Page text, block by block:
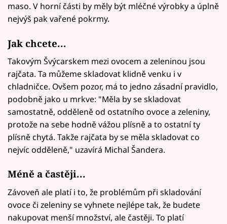
maso. V horní části by měly být mléčné výrobky a úplně
nejvýš pak vařené pokrmy.
Jak chcete...
Takovým Švýcarskem mezi ovocem a zeleninou jsou
rajčata. Ta můžeme skladovat klidně venku i v
chladničce. Ovšem pozor, má to jedno zásadní pravidlo,
podobně jako u mrkve: "Měla by se skladovat
samostatně, odděleně od ostatního ovoce a zeleniny,
protože na sebe hodně vážou plísně a to ostatní ty
plísně chytá. Takže rajčata by se měla skladovat co
nejvíc odděleně," uzavírá Michal Šandera.
Méně a častěji...
Závoveň ale platí i to, že problémům při skladování
ovoce či zeleniny se vyhnete nejlépe tak, že budete
nakupovat menší množství, ale častěji. To platí